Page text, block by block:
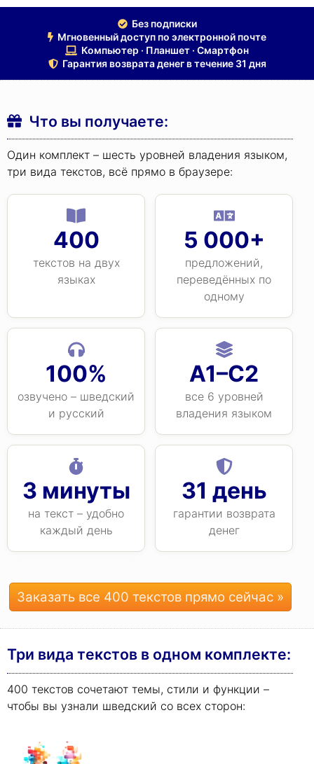
Без подписки
Мгновенный доступ по электронной почте
Компьютер · Планшет · Смартфон
Гарантия возврата денег в течение 31 дня
Что вы получаете:
Один комплект – шесть уровней владения языком,
три вида текстов, всё прямо в браузере:
400
текстов на двух
языках
5 000+
предложений,
переведённых по
одному
100%
озвучено – шведский
и русский
A1–C2
все 6 уровней
владения языком
3 минуты
на текст – удобно
каждый день
31 день
гарантии возврата
денег
Заказать все 400 текстов прямо сейчас »
Три вида текстов в одном комплекте:
400 текстов сочетают темы, стили и функции –
чтобы вы узнали шведский со всех сторон: